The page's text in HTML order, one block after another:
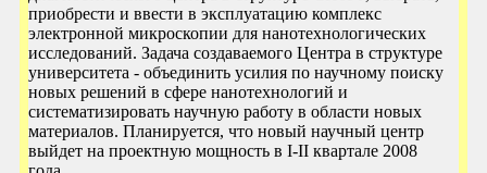
приобрести и ввести в эксплуатацию комплекс
электронной микроскопии для нанотехнологических
исследований. Задача создаваемого Центра в структуре
университета - объединить усилия по научному поиску
новых решений в сфере нанотехнологий и
систематизировать научную работу в области новых
материалов. Планируется, что новый научный центр
выйдет на проектную мощность в I-II квартале 2008